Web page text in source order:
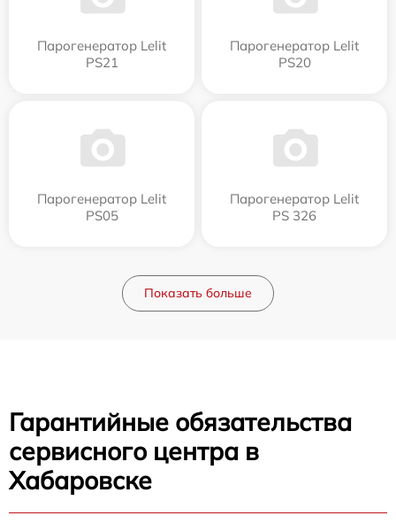
Парогенератор Lelit
PS21
Парогенератор Lelit
PS20
Парогенератор Lelit
PS05
Парогенератор Lelit
PS 326
Показать больше
Гарантийные обязательства
сервисного центра в
Хабаровске